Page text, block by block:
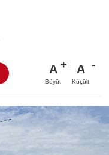
A
Büyüt
A
Küçült